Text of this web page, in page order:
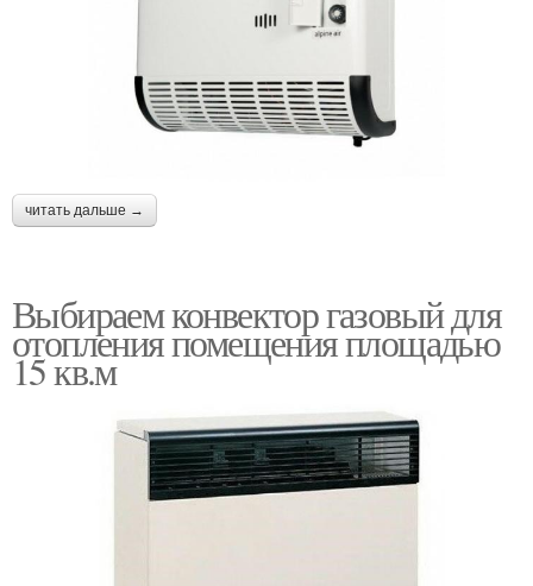
читать дальше →
Выбираем конвектор газовый для
отопления помещения площадью
15 кв.м